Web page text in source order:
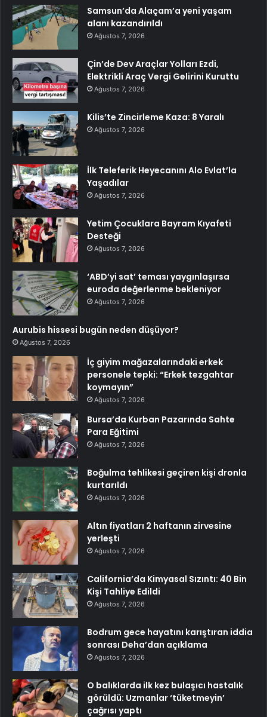
Samsun’da Alaçam’a yeni yaşam
alanı kazandırıldı
Ağustos 7, 2026
Çin’de Dev Araçlar Yolları Ezdi,
Elektrikli Araç Vergi Gelirini Kuruttu
Ağustos 7, 2026
Kilis’te Zincirleme Kaza: 8 Yaralı
Ağustos 7, 2026
İlk Teleferik Heyecanını Alo Evlat’la
Yaşadılar
Ağustos 7, 2026
Yetim Çocuklara Bayram Kıyafeti
Desteği
Ağustos 7, 2026
‘ABD’yi sat’ teması yaygınlaşırsa
euroda değerlenme bekleniyor
Ağustos 7, 2026
Aurubis hissesi bugün neden düşüyor?
Ağustos 7, 2026
İç giyim mağazalarındaki erkek
personele tepki: “Erkek tezgahtar
koymayın”
Ağustos 7, 2026
Bursa’da Kurban Pazarında Sahte
Para Eğitimi
Ağustos 7, 2026
Boğulma tehlikesi geçiren kişi dronla
kurtarıldı
Ağustos 7, 2026
Altın fiyatları 2 haftanın zirvesine
yerleşti
Ağustos 7, 2026
California’da Kimyasal Sızıntı: 40 Bin
Kişi Tahliye Edildi
Ağustos 7, 2026
Bodrum gece hayatını karıştıran iddia
sonrası Deha’dan açıklama
Ağustos 7, 2026
O balıklarda ilk kez bulaşıcı hastalık
görüldü: Uzmanlar ‘tüketmeyin’
çağrısı yaptı